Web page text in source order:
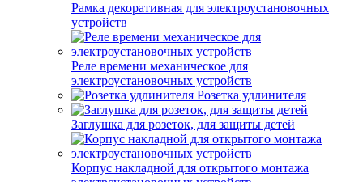
Рамка декоративная для электроустановочных
устройств
Реле времени механическое для
электроустановочных устройств
Розетка удлинителя
Заглушка для розеток, для защиты детей
Корпус накладной для открытого монтажа